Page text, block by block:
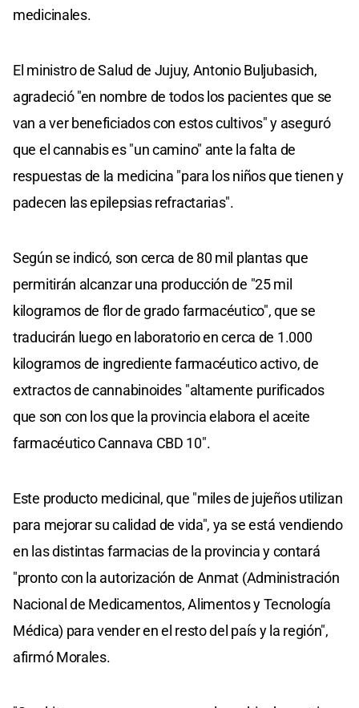
medicinales.
El ministro de Salud de Jujuy, Antonio Buljubasich,
agradeció "en nombre de todos los pacientes que se
van a ver beneficiados con estos cultivos" y aseguró
que el cannabis es "un camino" ante la falta de
respuestas de la medicina "para los niños que tienen y
padecen las epilepsias refractarias".
Según se indicó, son cerca de 80 mil plantas que
permitirán alcanzar una producción de "25 mil
kilogramos de flor de grado farmacéutico", que se
traducirán luego en laboratorio en cerca de 1.000
kilogramos de ingrediente farmacéutico activo, de
extractos de cannabinoides "altamente purificados
que son con los que la provincia elabora el aceite
farmacéutico Cannava CBD 10".
Este producto medicinal, que "miles de jujeños utilizan
para mejorar su calidad de vida", ya se está vendiendo
en las distintas farmacias de la provincia y contará
"pronto con la autorización de Anmat (Administración
Nacional de Medicamentos, Alimentos y Tecnología
Médica) para vender en el resto del país y la región",
afirmó Morales.